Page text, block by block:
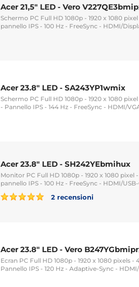
Acer 21,5" LED - Vero
Schermo PC Full HD 1080p - 1920 x 1080
pannello IPS - 100 Hz - FreeSync - HDMI/
Acer 23.8" LED - SA243YP1wmix
Schermo PC Full HD 1080p - 1920 x 1080
- Pannello IPS - 144 Hz - FreeSync - HDMI/
Acer 23.8" LED - SH242YEbmihux
Monitor PC Full HD 1080p - 1920 x 1080 pixel
pannello IPS - 100 Hz - FreeSync - HDMI/
2 recensioni
Acer 23.8" LED - Vero
Ecran PC Full HD 1080p - 1920 x 1080 pixels
Pannello IPS - 120 Hz - Adaptive-Sync -